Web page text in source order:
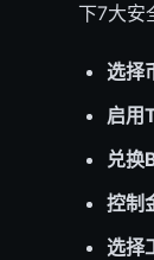
下7大安
选择
启用
兑换
控制
选择